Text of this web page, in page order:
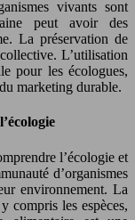
vivants sont
peut avoir des
La préservation de
L’utilisation
pour les écologues,
marketing durable.
l’écologie et
d’organismes
environnement. La
compris les espèces,